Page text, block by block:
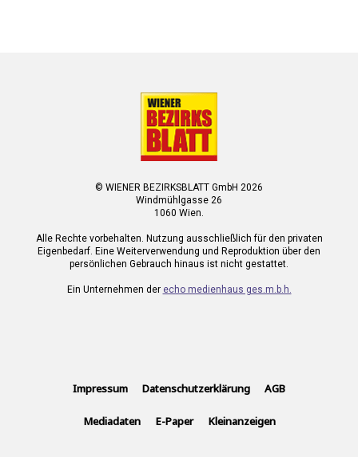
© WIENER BEZIRKSBLATT GmbH 2026
Windmühlgasse 26
1060 Wien.
Alle Rechte vorbehalten. Nutzung ausschließlich für den privaten
Eigenbedarf. Eine Weiterverwendung und Reproduktion über den
persönlichen Gebrauch hinaus ist nicht gestattet.
Ein Unternehmen der echo medienhaus ges.m.b.h.
Impressum Datenschutzerklärung AGB
Mediadaten E-Paper Kleinanzeigen